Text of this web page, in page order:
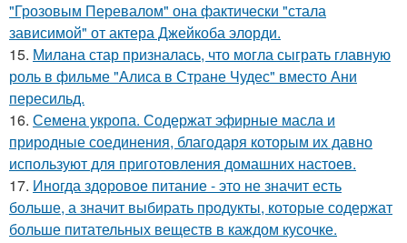
"Грозовым Перевалом" она фактически "стала
зависимой" от актера Джейкоба элорди.
15. Милана стар призналась, что могла сыграть главную
роль в фильме "Алиса в Стране Чудес" вместо Ани
пересильд.
16. Семена укропа. Содержат эфирные масла и
природные соединения, благодаря которым их давно
используют для приготовления домашних настоев.
17. Иногда здоровое питание - это не значит есть
больше, а значит выбирать продукты, которые содержат
больше питательных веществ в каждом кусочке.